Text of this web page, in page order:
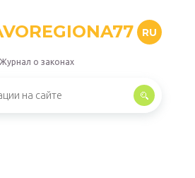
RU
Журнал о законах